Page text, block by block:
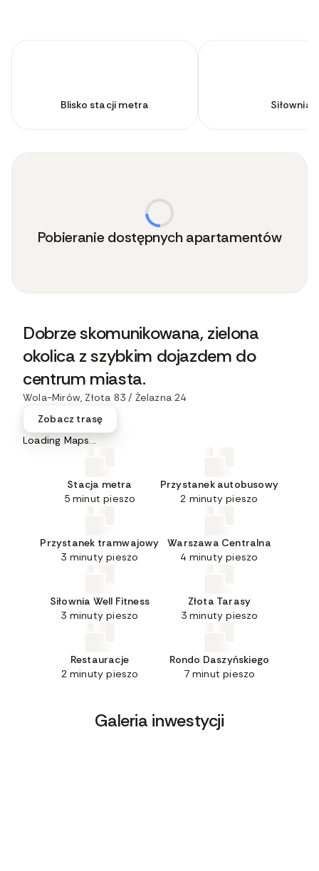
Blisko stacji metra Siłownia
Pobieranie dostępnych apartamentów
Dobrze skomunikowana, zielona
okolica z szybkim dojazdem do
centrum miasta.
Wola-Mirów, Złota 83 / Żelazna 24
Zobacz trasę
Loading Maps...
Stacja metra
5 minut pieszo
Przystanek autobusowy
2 minuty pieszo
Przystanek tramwajowy
3 minuty pieszo
Warszawa Centralna
4 minuty pieszo
Siłownia Well Fitness
3 minuty pieszo
Złota Tarasy
3 minuty pieszo
Restauracje
2 minuty pieszo
Rondo Daszyńskiego
7 minut pieszo
Galeria inwestycji